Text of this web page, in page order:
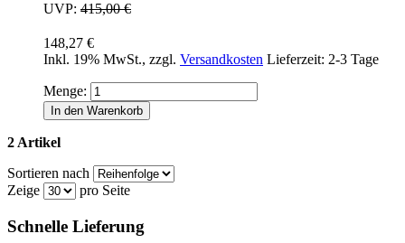
UVP: 415,00 €
148,27 €
Inkl. 19% MwSt., zzgl. Versandkosten Lieferzeit: 2-3 Tage
Menge:
In den Warenkorb
2 Artikel
Sortieren nach
Zeige
pro Seite
Schnelle Lieferung